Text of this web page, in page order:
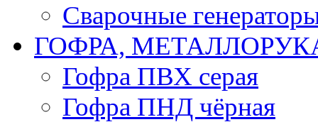
Сварочные
ГОФРА,
Гофра ПВХ серая
Гофра ПНД чёрная